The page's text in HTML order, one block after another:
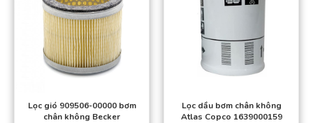
Lọc gió 909506-00000 bơm
chân không Becker
Lọc dầu bơm chân không
Atlas Copco 1639000159